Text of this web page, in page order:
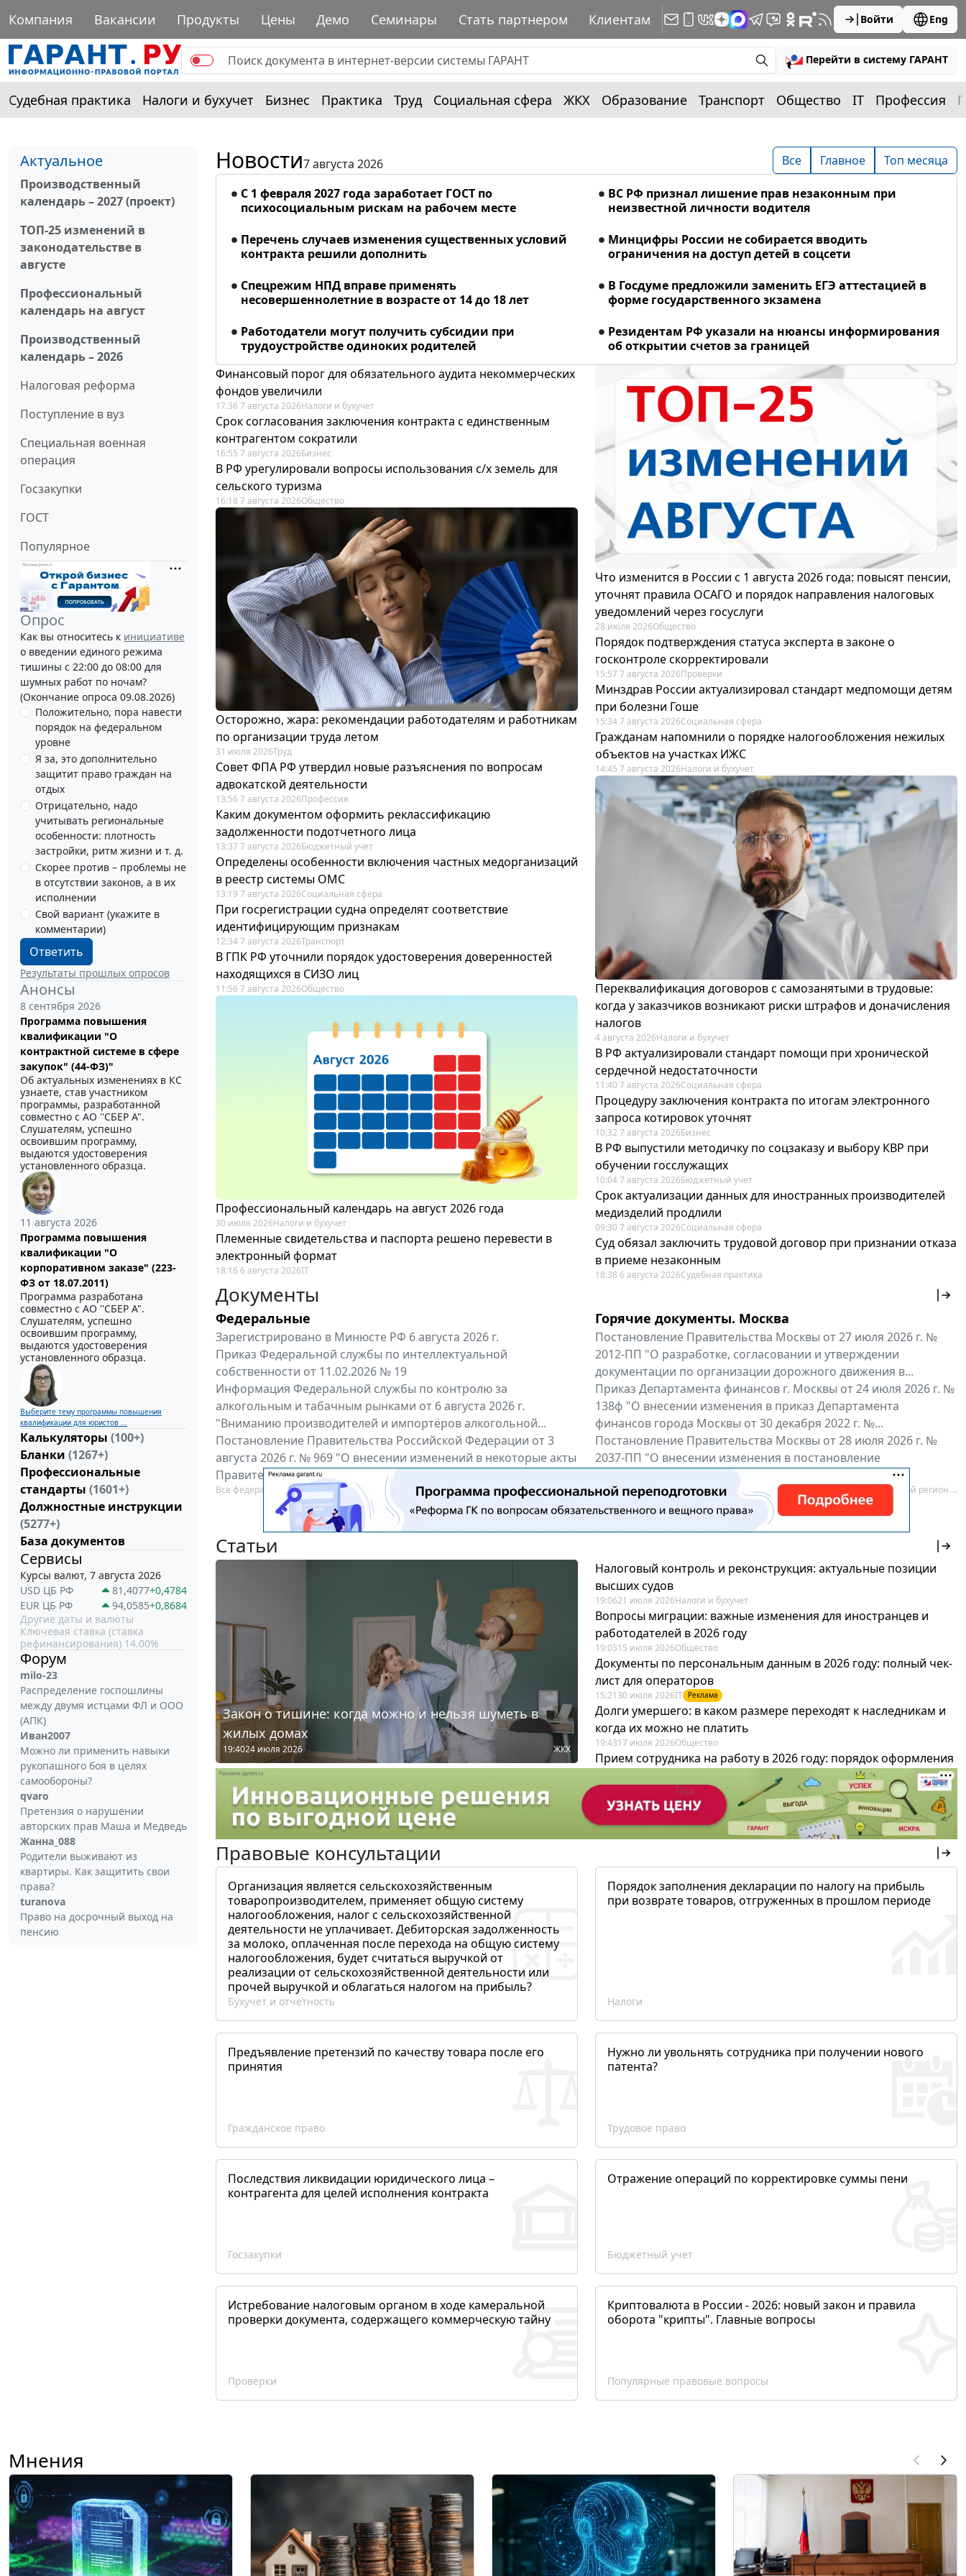
Компания Вакансии Продукты Цены Демо Семинары Стать партнером Клиентам Войти Eng
Перейти в систему ГАРАНТ
Судебная практика Налоги и бухучет Бизнес Практика Труд Социальная сфера ЖКХ Образование Транспорт Общество IT Профессия
Актуальное
Производственный
календарь – 2027 (проект)
ТОП-25 изменений в
законодательстве в
августе
Профессиональный
календарь на август
Производственный
календарь – 2026
Налоговая реформа
Поступление в вуз
Специальная военная
операция
Госзакупки
ГОСТ
Популярное
Опрос
Как вы относитесь к инициативе
о введении единого режима
тишины с 22:00 до 08:00 для
шумных работ по ночам?
(Окончание опроса 09.08.2026)
Положительно, пора навести
порядок на федеральном
уровне
Я за, это дополнительно
защитит право граждан на
отдых
Отрицательно, надо
учитывать региональные
особенности: плотность
застройки, ритм жизни и т. д.
Скорее против – проблемы не
в отсутствии законов, а в их
исполнении
Свой вариант (укажите в
комментарии)
Ответить
Результаты прошлых опросов
Анонсы
8 сентября 2026
Программа повышения
квалификации "О
контрактной системе в сфере
закупок" (44-ФЗ)"
Об актуальных изменениях в КС
узнаете, став участником
программы, разработанной
совместно с АО ''СБЕР А".
Слушателям, успешно
освоившим программу,
выдаются удостоверения
установленного образца.
11 августа 2026
Программа повышения
квалификации "О
корпоративном заказе" (223-
ФЗ от 18.07.2011)
Программа разработана
совместно с АО ''СБЕР А".
Слушателям, успешно
освоившим программу,
выдаются удостоверения
установленного образца.
Выберите тему программы повышения
квалификации для юристов ...
Калькуляторы (100+)
Бланки (1267+)
Профессиональные
стандарты (1601+)
Должностные инструкции
(5277+)
База документов
Сервисы
Курсы валют, 7 августа 2026
USD ЦБ РФ
81,4077+0,4784
EUR ЦБ РФ
94,0585+0,8684
Другие даты и валюты
Ключевая ставка (ставка
рефинансирования) 14.00%
Форум
milo-23
Распределение госпошлины
между двумя истцами ФЛ и ООО
(АПК)
Иван2007
Можно ли применить навыки
рукопашного боя в целях
самообороны?
qvaro
Претензия о нарушении
авторских прав Маша и Медведь
Жанна_088
Родители выживают из
квартиры. Как защитить свои
права?
turanova
Право на досрочный выход на
пенсию
Новости7 августа 2026 Все Главное Топ месяца
С 1 февраля 2027 года заработает ГОСТ по
психосоциальным рискам на рабочем месте
ВС РФ признал лишение прав незаконным при
неизвестной личности водителя
Перечень случаев изменения существенных условий
контракта решили дополнить
Минцифры России не собирается вводить
ограничения на доступ детей в соцсети
Спецрежим НПД вправе применять
несовершеннолетние в возрасте от 14 до 18 лет
В Госдуме предложили заменить ЕГЭ аттестацией в
форме государственного экзамена
Работодатели могут получить субсидии при
трудоустройстве одиноких родителей
Резидентам РФ указали на нюансы информирования
об открытии счетов за границей
Финансовый порог для обязательного аудита некоммерческих
фондов увеличили
17:36 7 августа 2026Налоги и бухучет
Срок согласования заключения контракта с единственным
контрагентом сократили
16:55 7 августа 2026Бизнес
В РФ урегулировали вопросы использования с/х земель для
сельского туризма
16:18 7 августа 2026Общество
Осторожно, жара: рекомендации работодателям и работникам
по организации труда летом
31 июля 2026Труд
Совет ФПА РФ утвердил новые разъяснения по вопросам
адвокатской деятельности
13:56 7 августа 2026Профессия
Каким документом оформить реклассификацию
задолженности подотчетного лица
13:37 7 августа 2026Бюджетный учет
Определены особенности включения частных медорганизаций
в реестр системы ОМС
13:19 7 августа 2026Социальная сфера
При госрегистрации судна определят соответствие
идентифицирующим признакам
12:34 7 августа 2026Транспорт
В ГПК РФ уточнили порядок удостоверения доверенностей
находящихся в СИЗО лиц
11:56 7 августа 2026Общество
Профессиональный календарь на август 2026 года
30 июля 2026Налоги и бухучет
Племенные свидетельства и паспорта решено перевести в
электронный формат
18:16 6 августа 2026IT
Что изменится в России с 1 августа 2026 года: повысят пенсии,
уточнят правила ОСАГО и порядок направления налоговых
уведомлений через госуслуги
28 июля 2026Общество
Порядок подтверждения статуса эксперта в законе о
госконтроле скорректировали
15:57 7 августа 2026Проверки
Минздрав России актуализировал стандарт медпомощи детям
при болезни Гоше
15:34 7 августа 2026Социальная сфера
Гражданам напомнили о порядке налогообложения нежилых
объектов на участках ИЖС
14:45 7 августа 2026Налоги и бухучет
Переквалификация договоров с самозанятыми в трудовые:
когда у заказчиков возникают риски штрафов и доначисления
налогов
4 августа 2026Налоги и бухучет
В РФ актуализировали стандарт помощи при хронической
сердечной недостаточности
11:40 7 августа 2026Социальная сфера
Процедуру заключения контракта по итогам электронного
запроса котировок уточнят
10:32 7 августа 2026Бизнес
В РФ выпустили методичку по соцзаказу и выбору КВР при
обучении госслужащих
10:04 7 августа 2026Бюджетный учет
Срок актуализации данных для иностранных производителей
медизделий продлили
09:30 7 августа 2026Социальная сфера
Суд обязал заключить трудовой договор при признании отказа
в приеме незаконным
18:38 6 августа 2026Судебная практика
Документы
Федеральные
Зарегистрировано в Минюсте РФ 6 августа 2026 г.
Приказ Федеральной службы по интеллектуальной
собственности от 11.02.2026 № 19
Информация Федеральной службы по контролю за
алкогольным и табачным рынками от 6 августа 2026 г.
"Вниманию производителей и импортёров алкогольной...
Постановление Правительства Российской Федерации от 3
августа 2026 г. № 969 "О внесении изменений в некоторые акты
Правительства Российской Федерации"
Все федеральные документы
Горячие документы. Москва
Постановление Правительства Москвы от 27 июля 2026 г. №
2012-ПП "О разработке, согласовании и утверждении
документации по организации дорожного движения в...
Приказ Департамента финансов г. Москвы от 24 июля 2026 г. №
138ф "О внесении изменения в приказ Департамента
финансов города Москвы от 30 декабря 2022 г. №...
Постановление Правительства Москвы от 28 июля 2026 г. №
2037-ПП "О внесении изменения в постановление
Правительства Москвы от 26 июля 2011 г. № 334-ПП"
Все региональные документы Мой регион ...
Статьи
Закон о тишине: когда можно и нельзя шуметь в
жилых домах
19:4024 июля 2026 ЖКХ
Налоговый контроль и реконструкция: актуальные позиции
высших судов
19:0621 июля 2026Налоги и бухучет
Вопросы миграции: важные изменения для иностранцев и
работодателей в 2026 году
19:0515 июля 2026Общество
Документы по персональным данным в 2026 году: полный чек-
лист для операторов
15:21 30 июля 2026IT Реклама
Долги умершего: в каком размере переходят к наследникам и
когда их можно не платить
19:4317 июля 2026Общество
Прием сотрудника на работу в 2026 году: порядок оформления
12:28 Труд Реклама
Правовые консультации
Организация является сельскохозяйственным
товаропроизводителем, применяет общую систему
налогообложения, налог с сельскохозяйственной
деятельности не уплачивает. Дебиторская задолженность
за молоко, оплаченная после перехода на общую систему
налогообложения, будет считаться выручкой от
реализации от сельскохозяйственной деятельности или
прочей выручкой и облагаться налогом на прибыль?
Бухучет и отчетность
Порядок заполнения декларации по налогу на прибыль
при возврате товаров, отгруженных в прошлом периоде
Налоги
Предъявление претензий по качеству товара после его
принятия
Гражданское право
Нужно ли увольнять сотрудника при получении нового
патента?
Трудовое право
Последствия ликвидации юридического лица –
контрагента для целей исполнения контракта
Госзакупки
Отражение операций по корректировке суммы пени
Бюджетный учет
Истребование налоговым органом в ходе камеральной
проверки документа, содержащего коммерческую тайну
Проверки
Криптовалюта в России - 2026: новый закон и правила
оборота "крипты". Главные вопросы
Популярные правовые вопросы
Мнения